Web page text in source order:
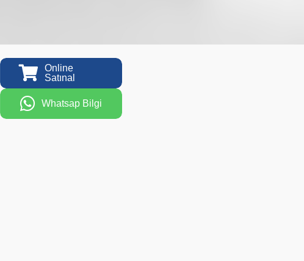
Online
Satınal
Whatsap Bilgi